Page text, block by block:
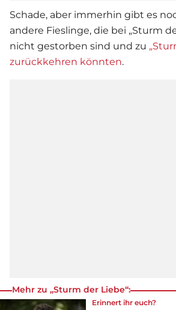
Schade, aber immerhin gibt es
andere Fieslinge, die bei „Sturm
nicht gestorben sind und zu
zurückkehren könnten.
Mehr zu „Sturm der Liebe“:
Erinnert ihr euch?